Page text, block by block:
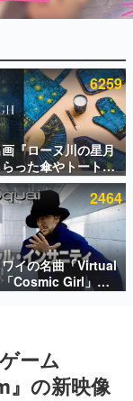
数万以上！ などな
渾身の“殿堂入り”記
時のエピソードをお
は何か？を探ってい
』は、〈試験問題〉
若きクリエイター達
っていきます。
に取材し、ゲームが
与えた影響を探る企
6259
『ローヌ川の星月
った傘やトートバ
場。8月7日21時よ
で予約販売
2464
イの名曲「Virtual
Cosmic Girl」
」公式日本語字
ーム
』の新映像